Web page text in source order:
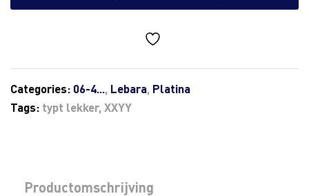
Categories: 06-4..., Lebara, Platina
Tags: typt lekker, XXYY
Productomschrijving